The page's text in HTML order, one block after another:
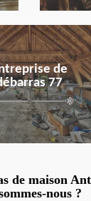
de
77
en savoir plus
de maison
nous ?